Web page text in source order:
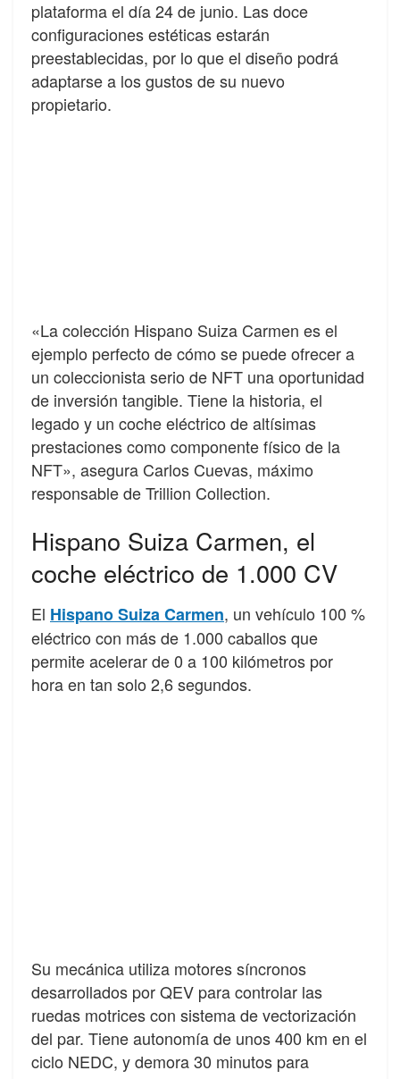
plataforma el día 24 de junio. Las doce
configuraciones estéticas estarán
preestablecidas, por lo que el diseño podrá
adaptarse a los gustos de su nuevo
propietario.
«La colección Hispano Suiza Carmen es el
ejemplo perfecto de cómo se puede ofrecer a
un coleccionista serio de NFT una oportunidad
de inversión tangible. Tiene la historia, el
legado y un coche eléctrico de altísimas
prestaciones como componente físico de la
NFT», asegura Carlos Cuevas, máximo
responsable de Trillion Collection.
Hispano Suiza Carmen, el
coche eléctrico de 1.000 CV
El Hispano Suiza Carmen, un vehículo 100 %
eléctrico con más de 1.000 caballos que
permite acelerar de 0 a 100 kilómetros por
hora en tan solo 2,6 segundos.
Su mecánica utiliza motores síncronos
desarrollados por QEV para controlar las
ruedas motrices con sistema de vectorización
del par. Tiene autonomía de unos 400 km en el
ciclo NEDC, y demora 30 minutos para